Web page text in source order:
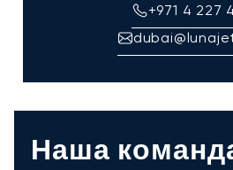
+971 4 227
Наша